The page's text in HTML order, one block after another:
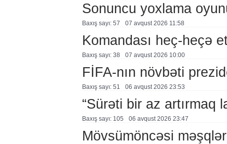
Sonuncu yoxlama
Baxış sayı: 57 07 avqust 2026 11:58
Komandası heç-heçə
Baxış sayı: 38 07 avqust 2026 10:00
FİFA-nın növbəti
Baxış sayı: 51 06 avqust 2026 23:53
“Sürəti bir az artırmaq
Baxış sayı: 105 06 avqust 2026 23:47
Mövsümöncəsi